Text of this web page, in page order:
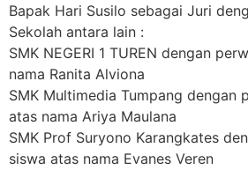
Bapak Hari Susilo sebagai Juri
Sekolah antara lain :
SMK NEGERI 1 TUREN dengan
nama Ranita Alviona
SMK Multimedia Tumpang dengan
atas nama Ariya Maulana
SMK Prof Suryono Karangkates
siswa atas nama Evanes Veren